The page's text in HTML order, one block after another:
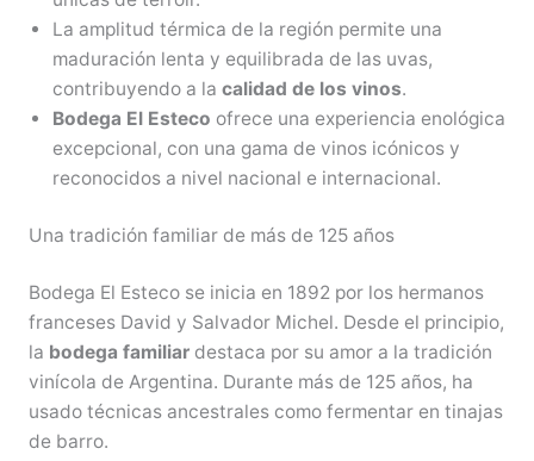
La amplitud térmica de la región permite una
maduración lenta y equilibrada de las uvas,
contribuyendo a la calidad de los vinos.
Bodega El Esteco ofrece una experiencia enológica
excepcional, con una gama de vinos icónicos y
reconocidos a nivel nacional e internacional.
Una tradición familiar de más de 125 años
Bodega El Esteco se inicia en 1892 por los hermanos
franceses David y Salvador Michel. Desde el principio,
la bodega familiardestaca por su amor a la tradición
vinícola de Argentina. Durante más de 125 años, ha
usado técnicas ancestrales como fermentar en tinajas
de barro.